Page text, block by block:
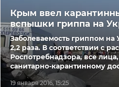
19 января 2016, 15:25
Крым ввел
вспышки гриппа на
Заболеваемость гриппом
2,2 раза. В соответствии с
Роспотребнадзора, все
санитарно-карантинному